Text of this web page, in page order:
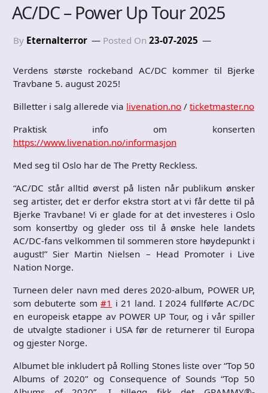
AC/DC – Power Up Tour 2025
By Eternalterror Posted On 23-07-2025
Verdens største rockeband AC/DC kommer til Bjerke
Travbane 5. august 2025!
Billetter i salg allerede via livenation.no / ticketmaster.no
Praktisk info om konserten
https://www.livenation.no/informasjon
Med seg til Oslo har de The Pretty Reckless.
“AC/DC står alltid øverst på listen når publikum ønsker
seg artister, det er derfor ekstra stort at vi får dette til på
Bjerke Travbane! Vi er glade for at det investeres i Oslo
som konsertby og gleder oss til å ønske hele landets
AC/DC-fans velkommen til sommeren store høydepunkt i
august!” Sier Martin Nielsen – Head Promoter i Live
Nation Norge.
Turneen deler navn med deres 2020-album, POWER UP,
som debuterte som#1 i 21 land. I 2024 fullførte AC/DC
en europeisk etappe av POWER UP Tour, og i vår spiller
de utvalgte stadioner i USA før de returnerer til Europa
og gjester Norge.
Albumet ble inkludert på Rolling Stones liste over “Top 50
Albums of 2020” og Consequence of Sounds “Top 50